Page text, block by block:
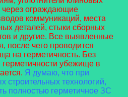
через ограждающие
коммуникаций, места
деталей, стыки сборных
и другие. Все выявленные
после чего проводится
на герметичность. Без
убежище в
Я думаю, что при
строительных технологий,
полностью герметичное ЗС